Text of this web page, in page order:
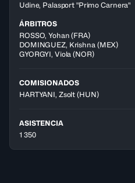
Udine, Palasport "Primo Carnera"
ÁRBITROS
ROSSO,Yohan (FRA)
DOMINGUEZ, Krishna(MEX)
GYORGYI, Viola (NOR)
COMISIONADOS
HARTYANI, Zsolt (HUN)
ASISTENCIA
1 350